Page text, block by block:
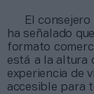
El consejero
ha señalado
formato
está a la altura
experiencia de
accesible para